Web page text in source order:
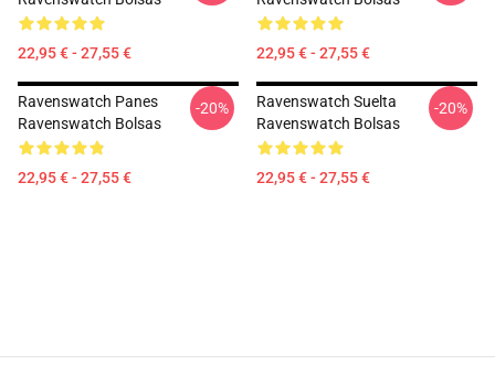
22,95 € - 27,55 € 22,95 € - 27,55 €
Ravenswatch Panes
Ravenswatch Bolsas
22,95 € - 27,55 €
-20%
Ravenswatch Suelta
Ravenswatch Bolsas
22,95 € - 27,55 €
-20%